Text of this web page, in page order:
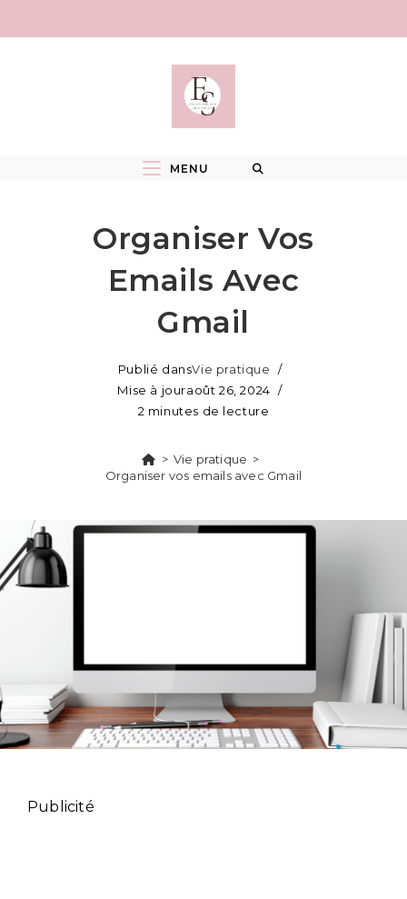
MENU
Organiser Vos
Emails Avec
Gmail
Publié dansVie pratique
Mise à jouraoût 26, 2024
2 minutes de lecture
> Vie pratique >
Organiser vos emails avec Gmail
Publicité